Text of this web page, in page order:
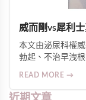
威而剛vs犀利
本文由泌尿科權
勃起、不治早洩
READ MORE →